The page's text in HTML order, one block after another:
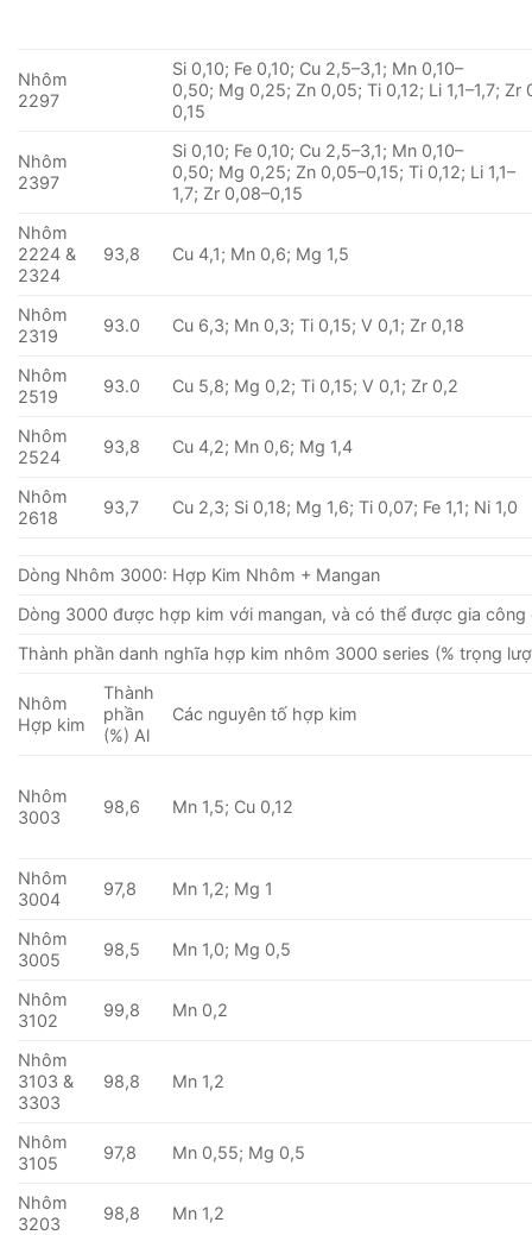
Nhôm
2297
Si 0,10; Fe 0,10; Cu 2,5–3,1; Mn 0,10–
0,50; Mg 0,25; Zn 0,05; Ti 0,12; Li 1,1–1,7; Zr
0,15
Nhôm
2397
Si 0,10; Fe 0,10; Cu 2,5–3,1; Mn 0,10–
0,50; Mg 0,25; Zn 0,05–0,15; Ti 0,12; Li 1,1–
1,7; Zr 0,08–0,15
Nhôm
2224 &
2324
93,8 Cu 4,1; Mn 0,6; Mg 1,5
Nhôm
2319
93.0 Cu 6,3; Mn 0,3; Ti 0,15; V 0,1; Zr 0,18
Nhôm
2519
93.0 Cu 5,8; Mg 0,2; Ti 0,15; V 0,1; Zr 0,2
Nhôm
2524
93,8 Cu 4,2; Mn 0,6; Mg 1,4
Nhôm
2618
93,7 Cu 2,3; Si 0,18; Mg 1,6; Ti 0,07; Fe 1,1; Ni 1,0
Dòng Nhôm 3000: Hợp Kim Nhôm + Mangan
Dòng 3000 được hợp kim với mangan, và có thể được gia công
Thành phần danh nghĩa hợp kim nhôm 3000 series (% trọng
Nhôm
Hợp kim
Thành
phần
(%) Al
Các nguyên tố hợp kim
Nhôm
3003
98,6 Mn 1,5; Cu 0,12
Nhôm
3004
97,8 Mn 1,2; Mg 1
Nhôm
3005
98,5 Mn 1,0; Mg 0,5
Nhôm
3102
99,8 Mn 0,2
Nhôm
3103 &
3303
98,8 Mn 1,2
Nhôm
3105
97,8 Mn 0,55; Mg 0,5
Nhôm
3203
98,8 Mn 1,2